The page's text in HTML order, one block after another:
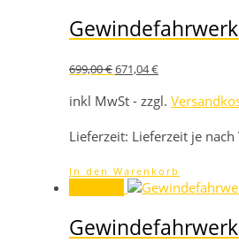
699,00€Ursprünglicher
war:
699,00 €
671,04€Aktueller
ist:
671,04 €.
inkl MwSt - zzgl.
Lieferzeit: Lieferzeit je
In den Warenkorb